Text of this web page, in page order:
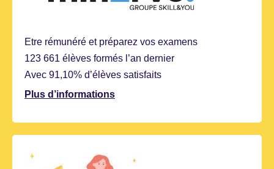
Etre rémunéré et préparez vos examens
123 661 élèves formés l’an dernier
Avec 91,10% d’élèves satisfaits
Plus d’informations